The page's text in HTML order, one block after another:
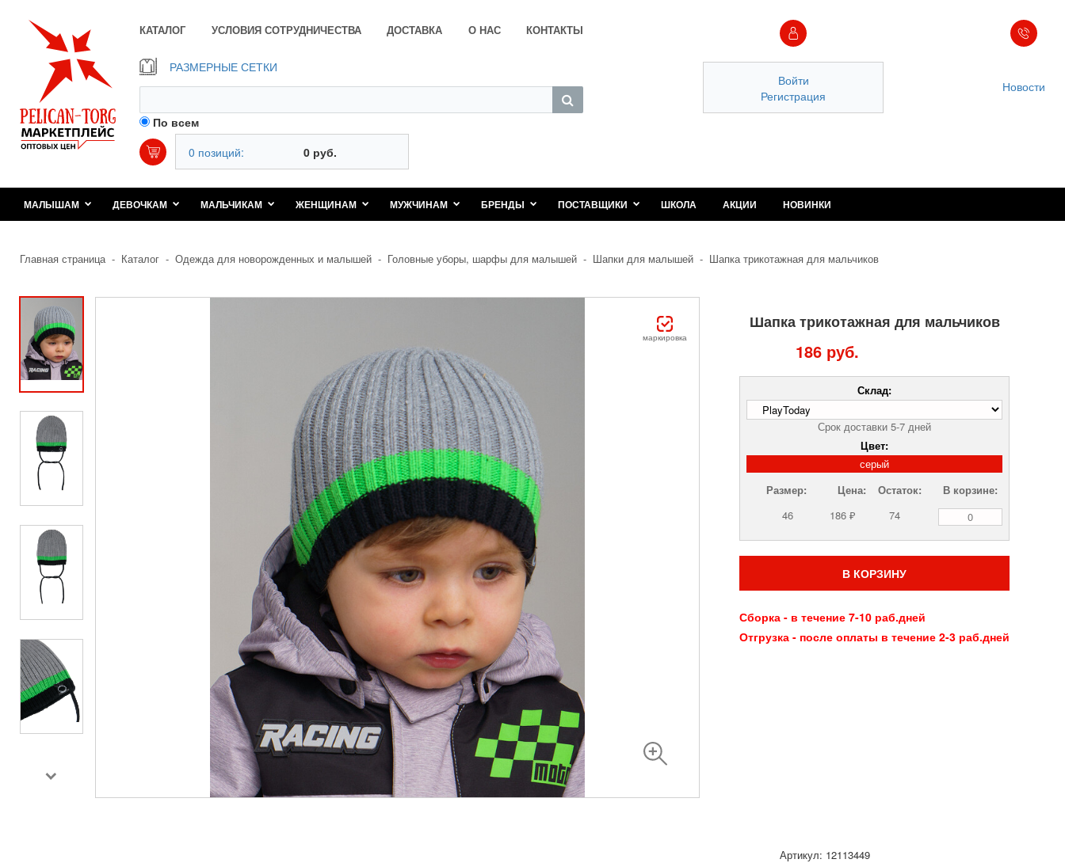
КАТАЛОГ УСЛОВИЯ СОТРУДНИЧЕСТВА ДОСТАВКА О НАС КОНТАКТЫ
РАЗМЕРНЫЕ СЕТКИ
По всем
Войти
Регистрация
0 позиций: 0 руб.
Новости
МАЛЫШАМ ДЕВОЧКАМ МАЛЬЧИКАМ ЖЕНЩИНАМ МУЖЧИНАМ БРЕНДЫ ПОСТАВЩИКИ ШКОЛА АКЦИИ НОВИНКИ
Главная страница - Каталог - Одежда для новорожденных и малышей - Головные уборы, шарфы для малышей - Шапки для малышей - Шапка трикотажная для мальчиков
маркировка
Шапка трикотажная для мальчиков
186 руб.
Склад:
Срок доставки 5-7 дней
Цвет:
серый
Размер:
Цена: Остаток:
В корзине:
46
186 ₽ 74
В КОРЗИНУ
Сборка - в течение 7-10 раб.дней
Отгрузка - после оплаты в течение 2-3 раб.дней
Артикул: 12113449